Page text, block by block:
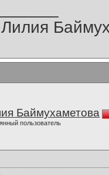
Баймухаметова
пользователь